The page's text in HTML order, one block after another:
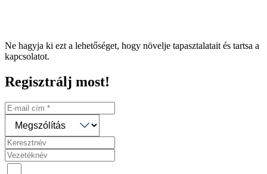
Ne hagyja ki ezt a lehetőséget, hogy növelje tapasztalatait és tartsa a
kapcsolatot.
Regisztrálj most!